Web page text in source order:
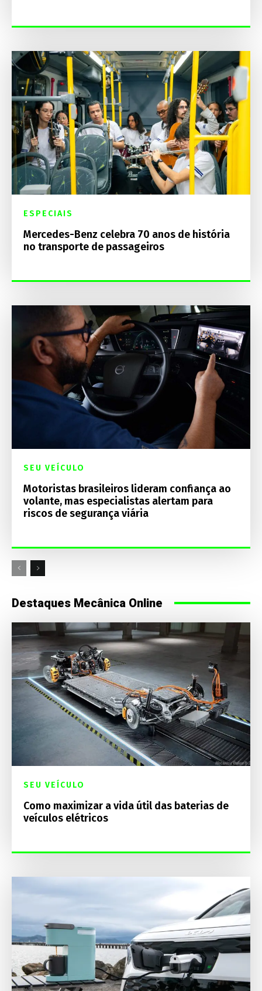
ESPECIAIS
Mercedes-Benz celebra 70 anos de história
no transporte de passageiros
SEU VEÍCULO
Motoristas brasileiros lideram confiança ao
volante, mas especialistas alertam para
riscos de segurança viária
Destaques Mecânica Online
SEU VEÍCULO
Como maximizar a vida útil das baterias de
veículos elétricos